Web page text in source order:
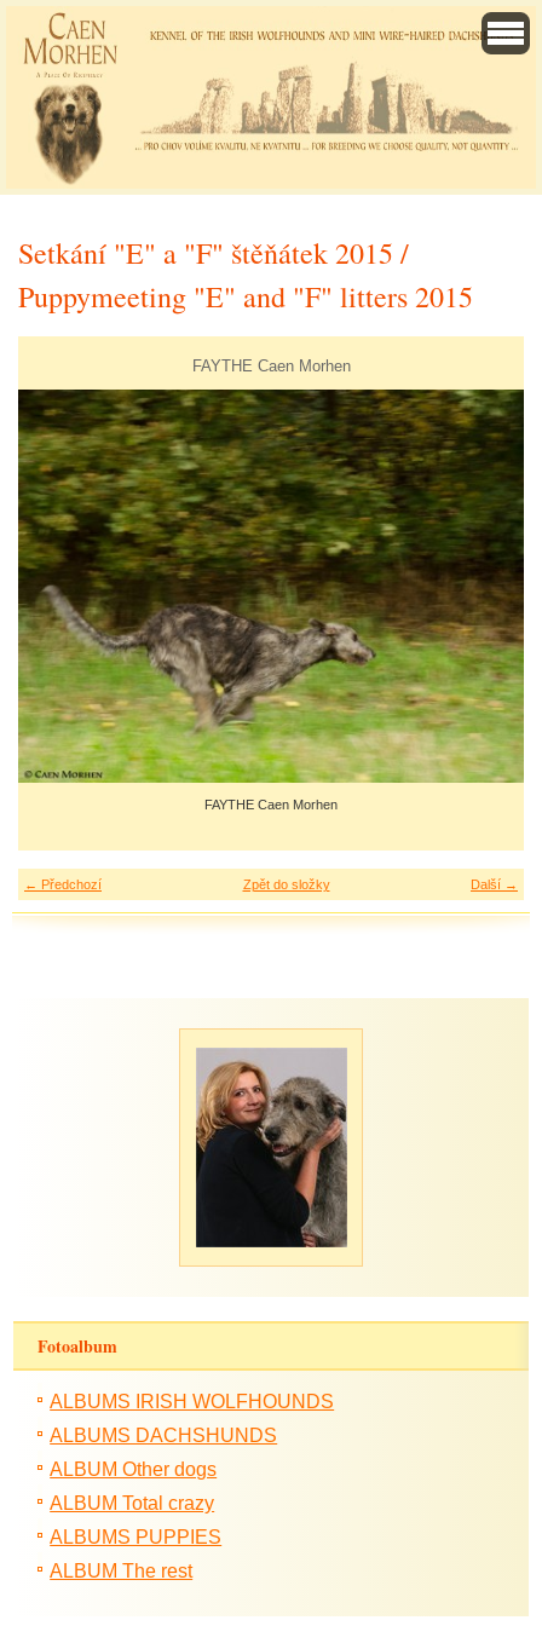
Setkání "E" a "F" štěňátek 2015 /
Puppymeeting "E" and "F" litters 2015
FAYTHE Caen Morhen
FAYTHE Caen Morhen
← Předchozí Další →
Zpět do složky
Fotoalbum
ALBUMS IRISH WOLFHOUNDS
ALBUMS DACHSHUNDS
ALBUM Other dogs
ALBUM Total crazy
ALBUMS PUPPIES
ALBUM The rest